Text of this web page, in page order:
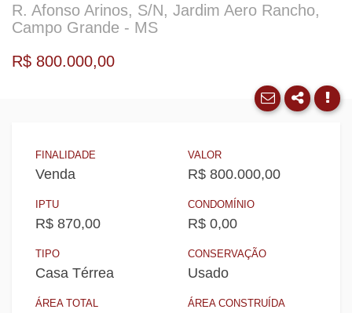
R. Afonso Arinos, S/N, Jardim Aero Rancho,
Campo Grande - MS
R$ 800.000,00
FINALIDADE
Venda
VALOR
R$ 800.000,00
IPTU
R$ 870,00
CONDOMÍNIO
R$ 0,00
TIPO
Casa Térrea
CONSERVAÇÃO
Usado
ÁREA TOTAL ÁREA CONSTRUÍDA